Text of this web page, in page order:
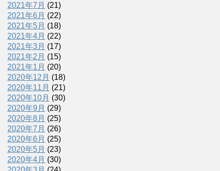
2021年7月 (21)
2021年6月 (22)
2021年5月 (18)
2021年4月 (22)
2021年3月 (17)
2021年2月 (15)
2021年1月 (20)
2020年12月 (18)
2020年11月 (21)
2020年10月 (30)
2020年9月 (29)
2020年8月 (25)
2020年7月 (26)
2020年6月 (25)
2020年5月 (23)
2020年4月 (30)